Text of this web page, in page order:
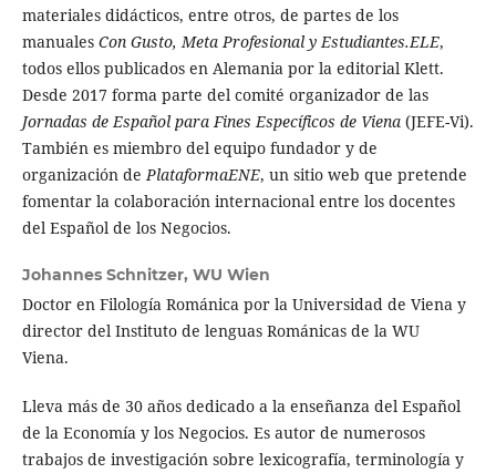
materiales didácticos, entre otros, de partes de los
manualesCon Gusto, Meta Profesional y Estudiantes.ELE,
todos ellos publicados en Alemania por la editorial Klett.
Desde 2017 forma parte del comité organizador de las
Jornadas de Español para Fines Específicos de Viena(JEFE-Vi).
También es miembro del equipo fundador y de
organización dePlataformaENE, un sitio web que pretende
fomentar la colaboración internacional entre los docentes
del Español de los Negocios.
Johannes Schnitzer, WU Wien
Doctor en Filología Románica por la Universidad de Viena y
director del Instituto de lenguas Románicas de la WU
Viena.
Lleva más de 30 años dedicado a la enseñanza del Español
de la Economía y los Negocios. Es autor de numerosos
trabajos de investigación sobre lexicografía, terminología y